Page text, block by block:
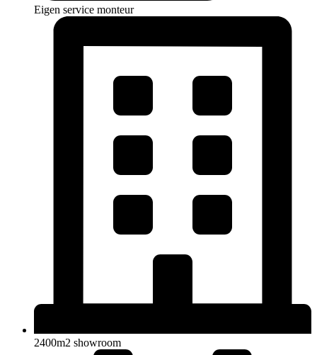
Eigen service monteur
2400m2 showroom